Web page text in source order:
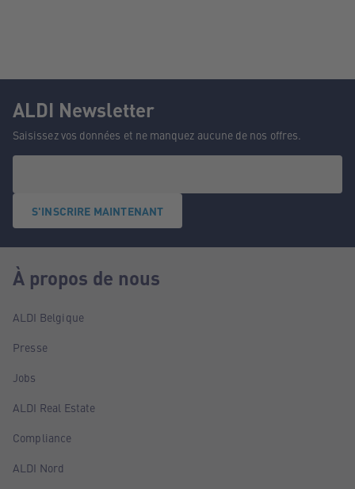
ALDI Newsletter
Saisissez vos données et ne manquez aucune de nos offres.
S'INSCRIRE MAINTENANT
À propos de nous
ALDI Belgique
Presse
Jobs
ALDI Real Estate
Compliance
ALDI Nord